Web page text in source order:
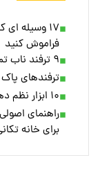
۱۷ وسیله‌
فراموش کنید
۹ ترفند ناب تمیزکاری که زندگی‌ تان را راحت‌ تر می‌ کند!
ترفندهای
۱۰ ابزار نظم دهی ضروری برای خانه تکانی عید
راهنمای
برای خانه